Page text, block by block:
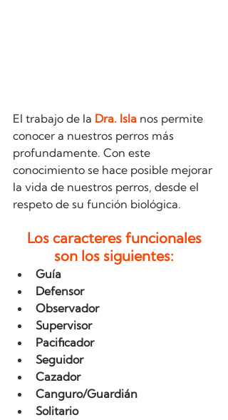
El trabajo de la Dra. Isla nos permite
conocer a nuestros perros más
profundamente. Con este
conocimiento se hace posible mejorar
la vida de nuestros perros, desde el
respeto de su función biológica.
son los siguientes:
Guía
Defensor
Observador
Supervisor
Pacificador
Seguidor
Cazador
Canguro/Guardián
Solitario